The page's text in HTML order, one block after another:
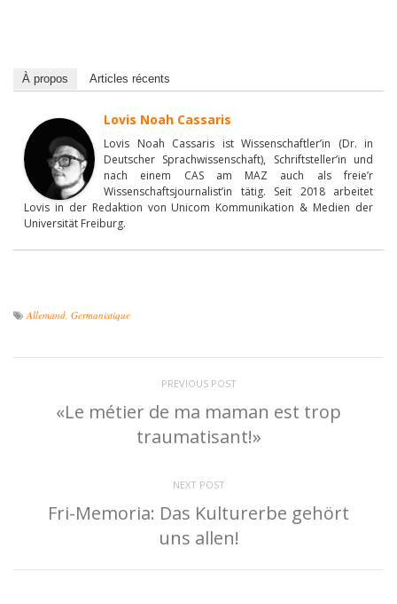
À propos Articles récents
Lovis Noah Cassaris
Lovis Noah Cassaris ist Wissenschaftler’in (Dr. in
Deutscher Sprachwissenschaft), Schriftsteller’in und
nach einem CAS am MAZ auch als freie’r
Wissenschaftsjournalist’in tätig. Seit 2018 arbeitet
Lovis in der Redaktion von Unicom Kommunikation & Medien der
Universität Freiburg.
Allemand Germanistique
PREVIOUS POST
«Le métier de ma maman est trop
traumatisant!»
NEXT POST
Fri-Memoria: Das Kulturerbe gehört
uns allen!